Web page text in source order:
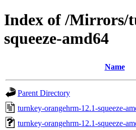
Index of /Mirrors/
squeeze-amd64
Name
Parent Directory
turnkey-orangehrm-12.1-squeeze-
turnkey-orangehrm-12.1-squeeze-